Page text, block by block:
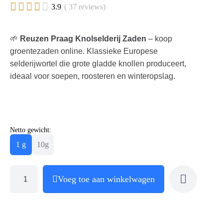
     3.9 ( 37 reviews)
🌱 Reuzen Praag Knolselderij Zaden – koop
groentezaden online. Klassieke Europese
selderijwortel die grote gladde knollen produceert,
ideaal voor soepen, roosteren en winteropslag.
Netto gewicht:
1 g 10g
Voeg toe aan winkelwagen